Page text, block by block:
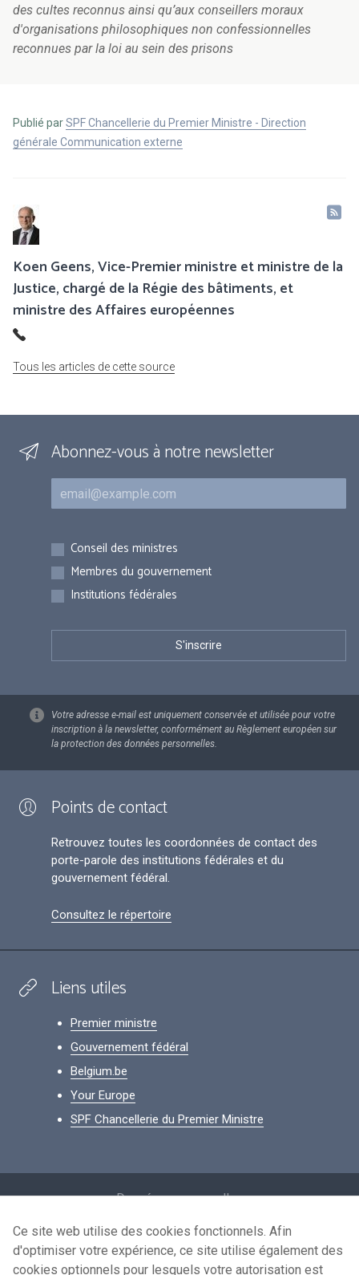
des cultes reconnus ainsi qu’aux conseillers moraux
d'organisations philosophiques non confessionnelles
reconnues par la loi au sein des prisons
Publié parSPF Chancellerie du Premier Ministre - Direction
générale Communication externe
Koen Geens, Vice-Premier ministre et ministre de la
Justice, chargé de la Régie des bâtiments, et
ministre des Affaires européennes
Tous les articles de cette source
Abonnez-vous à notre newsletter
Courriel
Inscriptions
Conseil des ministres
Membres du gouvernement
Institutions fédérales
Votre adresse e-mail est uniquement conservée et utilisée pour votre
inscription à la newsletter, conformément au Règlement européen sur
la protection des données personnelles.
Points de contact
Retrouvez toutes les coordonnées de contact des
porte-parole des institutions fédérales et du
gouvernement fédéral.
Consultez le répertoire
Liens utiles
Premier ministre
Gouvernement fédéral
Belgium.be
Your Europe
SPF Chancellerie du Premier Ministre
Données personnelles
Conditions de réutilisation
Contactez-nous
Ce site web utilise des cookies fonctionnels. Afin
d'optimiser votre expérience, ce site utilise également des
cookies optionnels pour lesquels votre autorisation est